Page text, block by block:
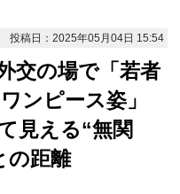
投稿日：2025年05月04日 15:54
交の場で「若者
ンピース姿」
見える“無関
の距離